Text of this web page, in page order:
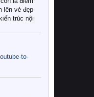
lên vẻ đẹp
trúc nội
đa dạng
mẫu mã
để chọn
đệm cao
phù hợp với
của gia
to-